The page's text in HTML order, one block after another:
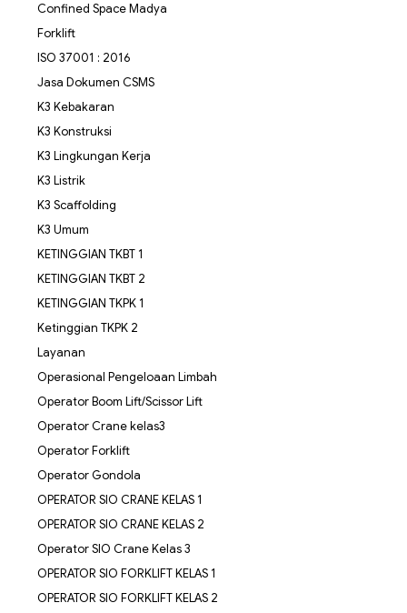
Confined Space Madya
Forklift
ISO 37001 : 2016
Jasa Dokumen CSMS
K3 Kebakaran
K3 Konstruksi
K3 Lingkungan Kerja
K3 Listrik
K3 Scaffolding
K3 Umum
KETINGGIAN TKBT 1
KETINGGIAN TKBT 2
KETINGGIAN TKPK 1
Ketinggian TKPK 2
Layanan
Operasional Pengeloaan Limbah
Operator Boom Lift/Scissor Lift
Operator Crane kelas3
Operator Forklift
Operator Gondola
OPERATOR SIO CRANE KELAS 1
OPERATOR SIO CRANE KELAS 2
Operator SIO Crane Kelas 3
OPERATOR SIO FORKLIFT KELAS 1
OPERATOR SIO FORKLIFT KELAS 2